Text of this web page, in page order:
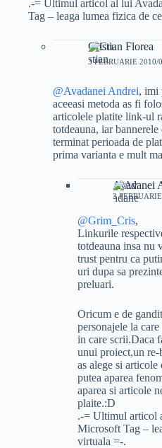
.-= Ultimul articol al lui
Tag – leaga lumea fizica de
Cristian Florea
3 FEBRUARIE 2010/
@Avadanei Andrei, imi
aceeasi metoda as fi
articolele platite link-ul
totdeauna, iar bannerele
terminat perioada de
prima varianta e mult
Avadanei
3
@Grim_Cris,
Linkurile
totdeauna insa nu
trust pentru ca
uri dupa sa
preluari.
Oricum e de
personajele la
in care scrii.Daca
unui proiect,un re-
as alege si
putea aparea
aparea si articole
plaite.:D
.-= Ultimul articol
Microsoft Tag –
virtuala =-.